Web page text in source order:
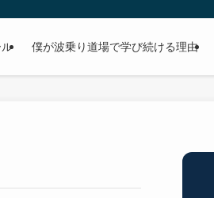
僕が波乗り道場で学び続ける理由